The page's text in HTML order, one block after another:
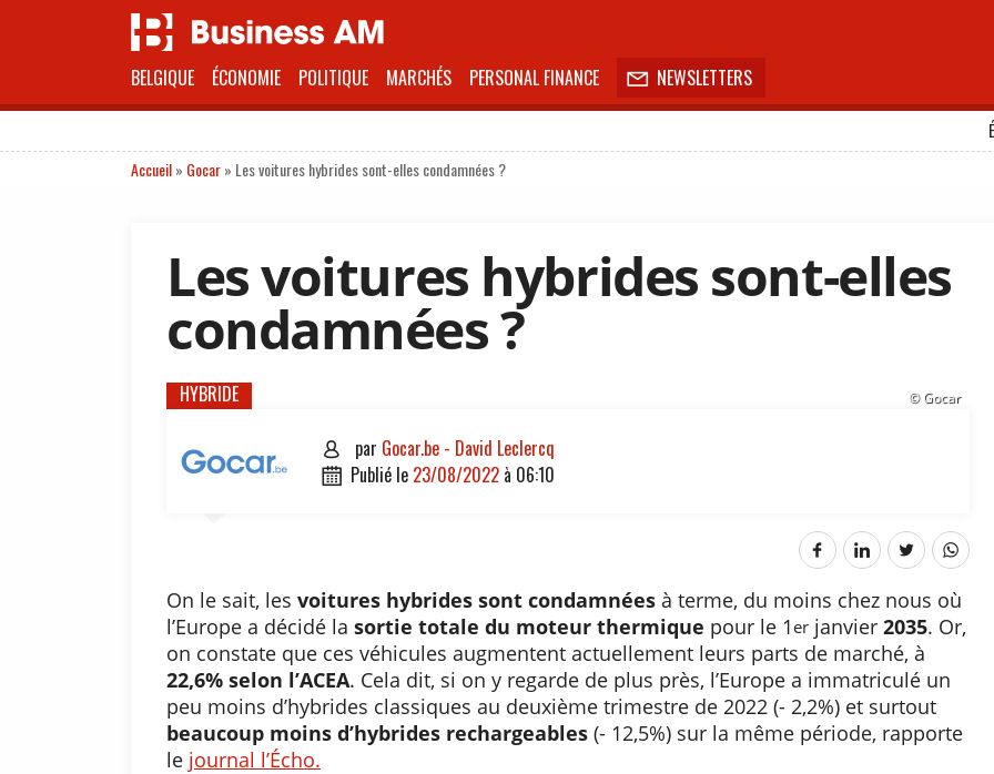
BELGIQUE ÉCONOMIE POLITIQUE MARCHÉS PERSONAL FINANCE  NEWSLETTERS
Accueil» Gocar» Les voitures hybrides sont-elles condamnées ?
Les voitures hybrides sont-elles
condamnées ?
© Gocar
HYBRIDE
 par Gocar.be - David Leclercq
 publié le 23/08/2022 à 06:10
On le sait, les voitures hybrides sont condamnées à terme, du moins chez nous où
l’Europe a décidé la sortie totale du moteur thermique pour le 1er janvier 2035. Or,
on constate que ces véhicules augmentent actuellement leurs parts de marché, à
22,6% selon l’ACEA. Cela dit, si on y regarde de plus près, l’Europe a immatriculé un
peu moins d’hybrides classiques au deuxième trimestre de 2022 (- 2,2%) et surtout
beaucoup moins d’hybrides rechargeables (- 12,5%) sur la même période, rapporte
le journal l’Écho.